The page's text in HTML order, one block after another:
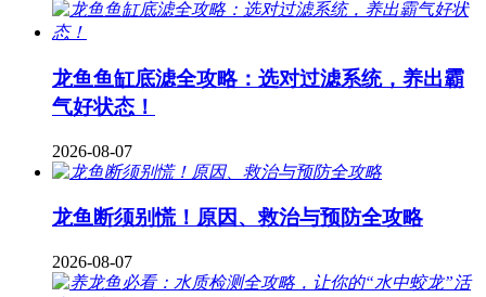
龙鱼鱼缸底滤全攻略：选对过滤系统，养出霸
气好状态！
2026-08-07
龙鱼断须别慌！原因、救治与预防全攻略
2026-08-07